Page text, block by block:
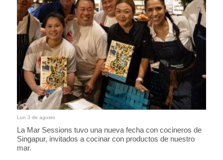
Lun 3 de agosto
La Mar Sessions tuvo una nueva fecha con cocineros de
Singapur, invitados a cocinar con productos de nuestro
mar.